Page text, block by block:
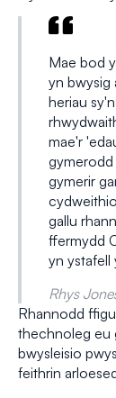
Mae bod
yn bwysig
heriau
mae'r
gymerir
gallu
ffermydd
yn ystafell
Rhys
Rhannodd
thechnoleg eu
bwysleisio
feithrin